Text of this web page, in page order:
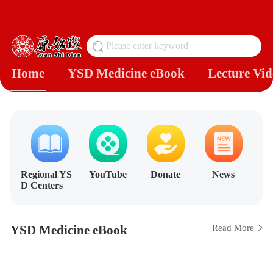
Please enter keyword
Home YSD Medicine eBook Lecture
Regional YS
D Centers
YouTube Donate News
YSD Medicine eBook Read More